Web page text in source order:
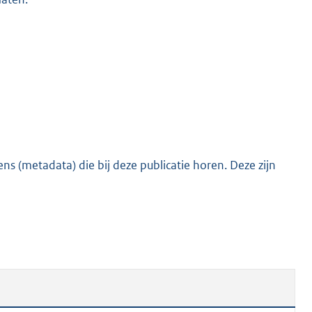
b
(metadata) die bij deze publicatie horen. Deze zijn